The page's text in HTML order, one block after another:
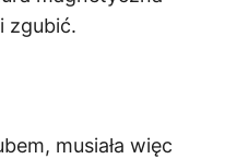
zgubić.
musiała więc